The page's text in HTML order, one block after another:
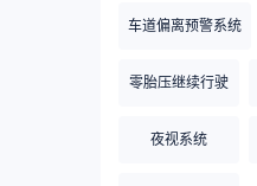
车道偏离预警系统
零胎压继续行驶
夜视系统